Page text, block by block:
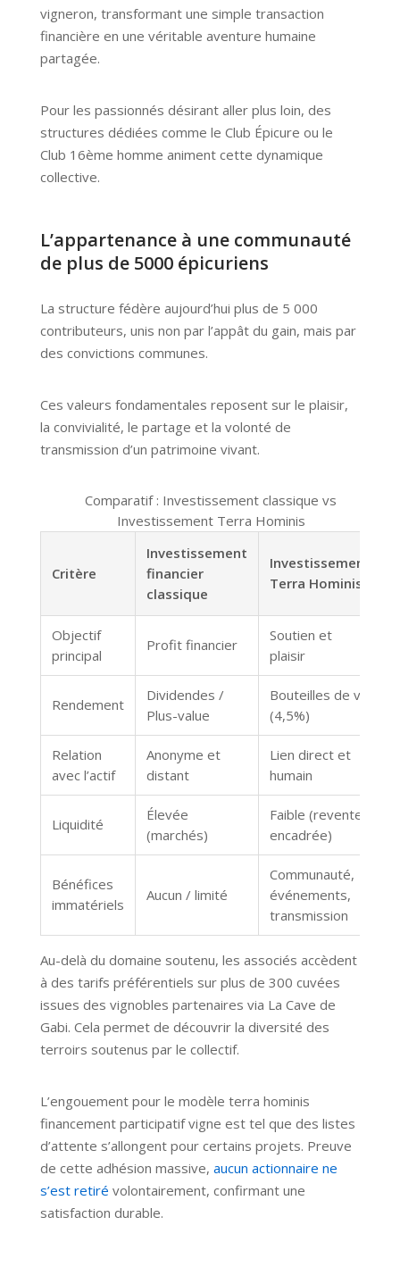
vigneron, transformant une simple transaction
financière en une véritable aventure humaine
partagée.
Pour les passionnés désirant aller plus loin, des
structures dédiées comme le Club Épicure ou le
Club 16ème homme animent cette dynamique
collective.
L’appartenance à une communauté
de plus de 5000 épicuriens
La structure fédère aujourd’hui plus de 5 000
contributeurs, unis non par l’appât du gain, mais par
des convictions communes.
Ces valeurs fondamentales reposent sur le plaisir,
la convivialité, le partage et la volonté de
transmission d’un patrimoine vivant.
Comparatif : Investissement classique vs
Investissement Terra Hominis
Critère
Investissement
financier
classique
Investissement
Terra Hominis
Objectif
principal
Profit financier
Soutien et
plaisir
Rendement
Dividendes /
Plus-value
Bouteilles de vin
(4,5%)
Relation
avec l’actif
Anonyme et
distant
Lien direct et
humain
Liquidité
Élevée
(marchés)
Faible (revente
encadrée)
Bénéfices
immatériels
Aucun / limité
Communauté,
événements,
transmission
Au-delà du domaine soutenu, les associés accèdent
à des tarifs préférentiels sur plus de 300 cuvées
issues des vignobles partenaires via La Cave de
Gabi. Cela permet de découvrir la diversité des
terroirs soutenus par le collectif.
L’engouement pour le modèle terra hominis
financement participatif vigne est tel que des listes
d’attente s’allongent pour certains projets. Preuve
de cette adhésion massive, aucun actionnaire ne
s’est retiré volontairement, confirmant une
satisfaction durable.